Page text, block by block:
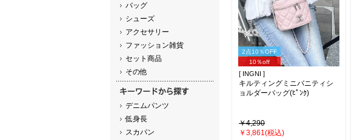
バッグ
シューズ
アクセサリー
ファッション雑貨
セット商品
その他
デニムパンツ
低身長
スカパン
2点10％OFF
10％off
[ INGNI ]
キルティングミニバニティシ
ョルダーバッグ(ﾋﾟﾝｸ)
￥4,290
￥3,861(税込)